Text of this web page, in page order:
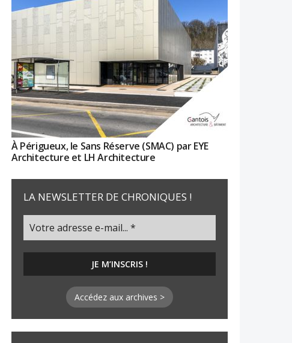
À Périgueux, le Sans Réserve (SMAC) par EYE
Architecture et LH Architecture
LA NEWSLETTER DE CHRONIQUES !
Accédez aux archives >